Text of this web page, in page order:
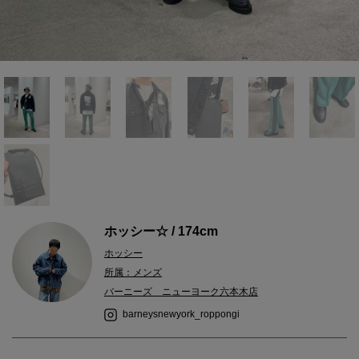
ホッシー☆ / 174cm
ホッシー
所属：メンズ
バーニーズ ニューヨーク六本木店
barneysnewyork_roppongi